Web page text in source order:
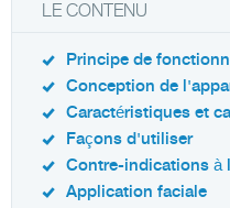
LE CONTENU
Principe de
Conception de
Caractéristiques et
Façons d'utiliser
Contre-indications à
Application faciale